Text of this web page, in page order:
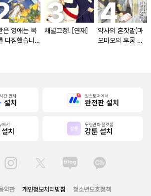
은 영애는 복
다짐했습니다
채널고정! [연재]
약사의 혼잣말(마
오마오의 후궁 수
간 먼저
설치
원스토어에서
완전판 설치
에서
치
무협만화 플랫폼
강툰 설치
약관 개인정보처리방침 청소년보호정책